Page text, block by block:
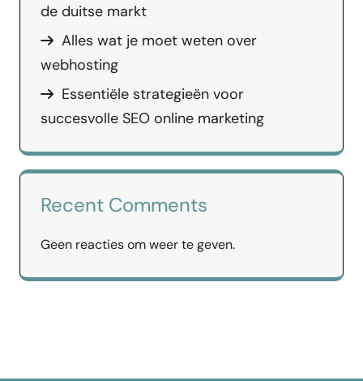
de duitse markt
Alles wat je moet weten over
webhosting
Essentiële strategieën voor
succesvolle SEO online marketing
Recent Comments
Geen reacties om weer te geven.